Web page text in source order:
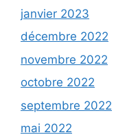
janvier 2023
décembre 2022
novembre 2022
octobre 2022
septembre 2022
mai 2022